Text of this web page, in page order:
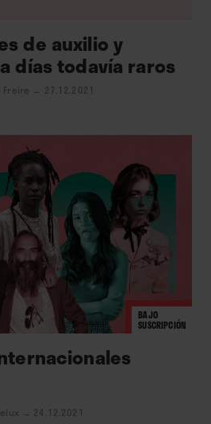
de auxilio y
días todavía raros
Freire → 27.12.2021
BAJO
SUSCRIPCIÓN
→ 24.12.2021